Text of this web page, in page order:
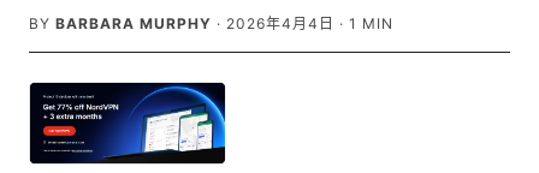
BY BARBARA MURPHY · 2026年4月4日 · 1 MIN